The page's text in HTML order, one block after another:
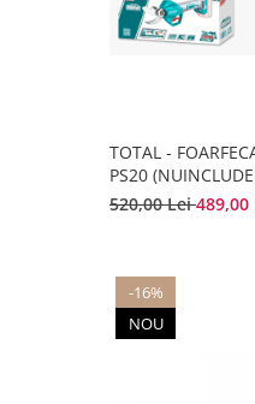
TOTAL -
PS20
INCARCATOR)
520,00 Lei489,00
-16%
NOU